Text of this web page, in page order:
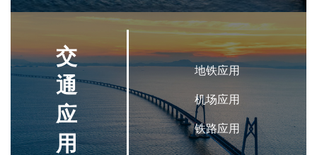
交
通
应
用
地铁应用
机场应用
铁路应用